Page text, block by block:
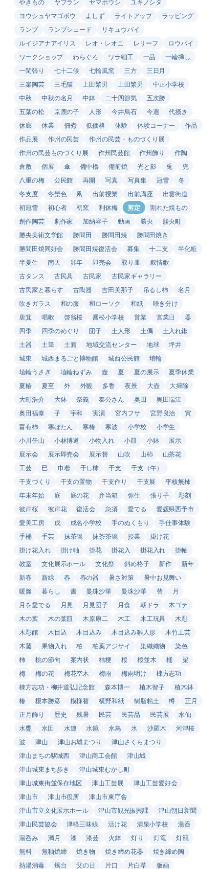
ヨウシュヤマゴボウ
よしず ライトアップ
ラッピング
ランプ
ランプシェード
リキュウバイ
ルイジアナアイリス
レオ・レオニ レリーフ
ロウバイ
ワークショップ
わらぐろ ワラ細工 一品
一輪挿し
一閑張り
七十二候 七輪風窯 三方
三日月
三楽陶芸
三毛猫 上田繁男 上田繁男
中正小学校
中秋
中秋の名月 中鉢 二十四節気
五次勝
五葉の松
京鹿の子 人形 今井烏石 今週
代掻き
休廊
休業 佃煮 低価格 体験 体験コーナー
作品
作品展
作州の民芸
作州の民芸・ものづくり展
作州の民芸ものづくり展
作州民芸館 作州飾り
作陶
倉敷
個展 傘 備中櫓 備前焼 光と影 兎
兜
八重の梅
公民館 再開 写真 写真集 冠雪
冬
冬支度
冬景色 凧 出前授業 出前講座
出雲街道
初冠雪
初心者 初窯 利休梅 剪定
割れた焼もの
創作陶芸
劇作家 加納容子 動画 勝央
勝央町
勝央美術文学館
勝間田 勝間田焼
勝間田焼き
勝間田焼同好会
勝間田焼復活会 募集 十二支
半化粧
半夏生
南天 卯年 即売会 取り皿
叙情歌
古タンス
古民具 古民家
古民家ギャラリー
古民家と暮らす
古陶器 吉田美那子 吊るし柿
名月
吹きガラス
和の服 和ローソク 和紙
咲き分け
唐箕
唱歌 啓翁桜 喬松小学校 営業 営業日
器
四季
四季のめぐり 団子 土人形 土偶
土入れ鍬
土器
土筆 土面 地域交流センター 地球
坪井
城東
城西まるごと博物館 城西公民館
埴輪
埴輪うさぎ
埴輪ねずみ 壺 夏 夏の展示
夏季休業
夏椿
夏至 外 外観 多香 夜景 大壺
大掃除
大町浩介
大鉢 奈義 奉公さん 奥田
奥田瑞江
奥田福泰
子 宇和 実演 宮内フサ 宮野良治
寅
富有柿
寒ぼたん 寒椿 寒波 小学校
小学生
小川任山
小林博道 小物入れ 小皿 小鉢
展示
展示会
展示即売会 展示替 山吹 山柿
山茶花
工芸
巳 巾着 干し柿 干支
干支（午）
干支づくり
干支の置物 干支作り 干支展
平核無柿
年末年始
庭 庭の花 弁当箱 弥生 張り子
彫刻
彼岸桜
彼岸花 復活会 急須 愛でる
愛媛県西予市
愛美工房
戌 成名小学校 手のぬくもり
手仕事体験
手桶
手芸 抹茶碗 抹茶茶碗 授業
掛け花
掛け花入れ
掛け軸 掛花 掛花入 掛花入れ
掛軸
教室
文化展示ホール 文化祭 斜め格子 新作
新年
新春
新緑 春 春の器 暑さ対策
暑中お見舞い
暖簾
暮らし 書 曼殊沙華 曼珠沙華 替
月
月を愛でる
月見 月見団子 月食 朝ドラ
木ゴテ
木の葉
木の葉皿 木原康二 木工 木工玩具
木彫
木彫館
木目込 木目込み 木目込み雛人形
木竹工芸
木藤
果物入れ 柏 柏葉アジサイ 染織織物
染色
柿
桃の節句 案内状 桔梗 桜 桜並木 桶
梁
梅
梅の花 梅花空木 梅雨 梅雨明け
棟方志功
棟方志功・柳井道弘記念館
森本博一 植木智子
植木鉢
椿
榎本勝彦 模様替 横野和紙 樹脂粘土 樽
正月
正月飾り
歴史 残暑 民芸 民芸品 民芸展
水仙
水甕
水田 水連 水鏡 水鳥 氷 沙羅木
河津桜
波
津山 津山お城まつり
津山さくらまつり
津山まちの駅城西
津山商工会館
津山城
津山城東まち歩き
津山城東むかし町
津山城東街並保存地区
津山工芸展
津山工芸愛好会
津山市
津山市役所
津山市東庁舎
津山市立文化展示ホール
津山市観光振興課
津山朝日新聞
津山民芸協会
津軽三味線 活け花 清泉小学校
湯呑
湯呑み
満月 漆 漆芸 火鉢 灯り 灯篭
灯籠
無料
無釉焼締 焼き物 焼き締め花器
焼き締め陶
熱湯消毒
燭台 父の日 片口 片白草 版画